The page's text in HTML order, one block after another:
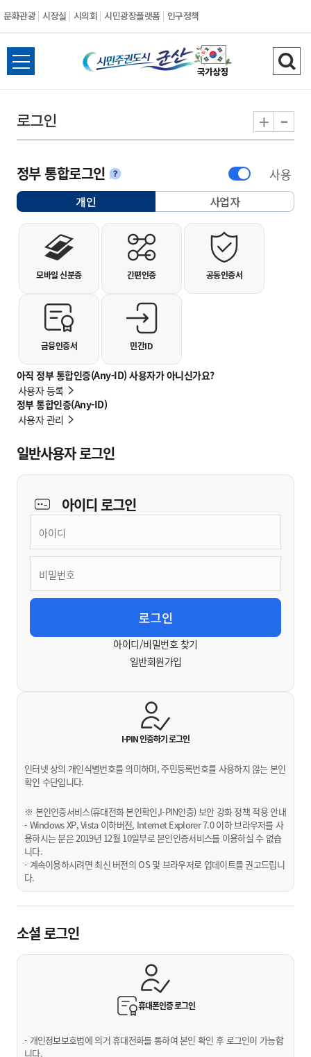
문화관광 시장실 시의회 시민광장플랫폼 인구정책
시민주권도시 군
전체메뉴 열기 검
로그인 + -
정부 통합로그인안내 사용
아직 정부 통합인증(Any-ID) 사용자가 아니신가요?
사용자 등록
정부 통합인증(Any-ID)
사용자 관리
개인선택됨 사업자
개인사용자 로그인
모바일 신분증 간편인증 공동인증서
금융인증서 민간ID
일반사용자 로그인
아이디로그인
아이디/비밀번호 찾기
일반회원가입
I-PIN 인증하기로그인
인터넷 상의 개인식별번호를 의미하며, 주민등록번호를 사용하지 않는 본인
확인 수단입니다.
※ 본인인증서비스(휴대전화 본인확인,I-PIN인증) 보안 강화 정책 적용 안내
- Windows XP, Vista 이하버전, Internet Explorer 7.0 이하 브라우저를 사
용하시는 분은 2019년 12월 10일부로 본인인증서비스를 이용하실 수 없습
니다.
- 계속이용하시려면 최신 버전의 OS 및 브라우저로 업데이트를 권고드립니
다.
소셜 로그인
휴대폰인증로그인
- 개인정보보호법에 의거 휴대전화를 통하여 본인 확인 후 로그인이 가능합
니다.